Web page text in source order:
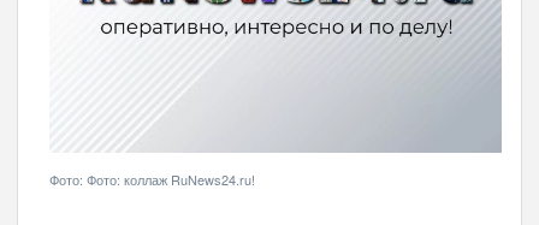
Фото: Фото: коллаж RuNews24.ru!